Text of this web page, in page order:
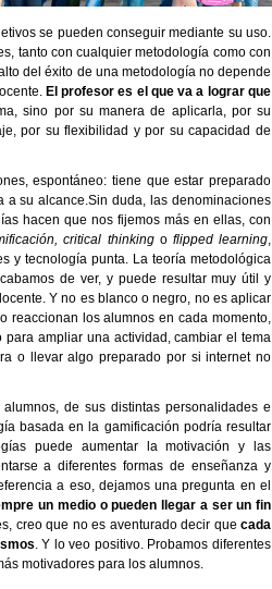
se pueden conseguir mediante su uso.
tanto con cualquier metodología como con
del éxito de una metodología no depende
El profesor es el que va a lograr que
sino por su manera de aplicarla, por su
por su flexibilidad y por su capacidad de
espontáneo: tiene que estar preparado
a su alcance.Sin duda, las denominaciones
hacen que nos fijemos más en ellas, con
critical thinkingo flipped learning,
y tecnología punta. La teoría metodológica
de ver, y puede resultar muy útil y
Y no es blanco o negro, no es aplicar
reaccionan los alumnos en cada momento,
ampliar una actividad, cambiar el tema
o llevar algo preparado por si internet no
de sus distintas personalidades e
basada en la gamificación podría resultar
puede aumentar la motivación y las
a diferentes formas de enseñanza y
a eso, dejamos una pregunta en el
un medio o pueden llegar a ser un fin
creo que no es aventurado decir quecada
. Y lo veo positivo. Probamos diferentes
motivadores para los alumnos.